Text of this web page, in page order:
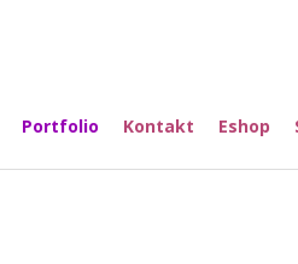
Portfolio Kontakt Eshop